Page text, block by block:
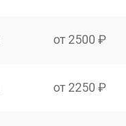
от 2500 ₽
от 2250 ₽